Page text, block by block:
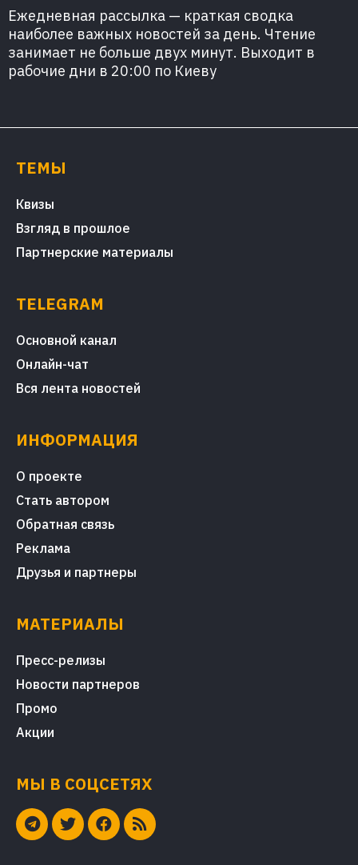
Ежедневная рассылка — краткая сводка
наиболее важных новостей за день. Чтение
занимает не больше двух минут. Выходит в
рабочие дни в 20:00 по Киеву
ТЕМЫ
Квизы
Взгляд в прошлое
Партнерские материалы
TELEGRAM
Основной канал
Онлайн-чат
Вся лента новостей
ИНФОРМАЦИЯ
О проекте
Стать автором
Обратная связь
Реклама
Друзья и партнеры
МАТЕРИАЛЫ
Пресс-релизы
Новости партнеров
Промо
Акции
МЫ В СОЦСЕТЯХ